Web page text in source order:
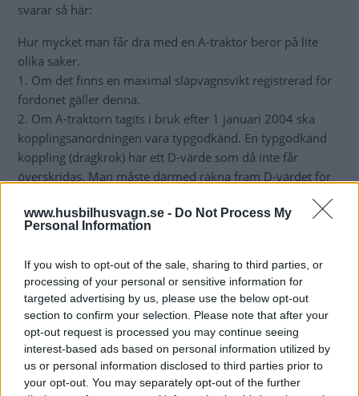
www.husbilhusvagn.se - Do Not Process My
Personal Information
If you wish to opt-out of the sale, sharing to third parties, or
processing of your personal or sensitive information for
targeted advertising by us, please use the below opt-out
section to confirm your selection. Please note that after your
opt-out request is processed you may continue seeing
interest-based ads based on personal information utilized by
us or personal information disclosed to third parties prior to
your opt-out. You may separately opt-out of the further
svarar så här:
Hur mycket man får dra med en A-traktor beror på lite
olika saker.
1. Om det finns en maximal släpvagnsvikt registrerad för
fordonet gäller denna.
2. Om A-traktorn tagits i bruk efter 1 januari 2004 ska
kopplingsanordningen vara typgodkänd. En typgodkänd
koppling (dragkrok) har ett D-värde som då inte får
överskridas. Man måste därmed räkna fram D-värdet för
dragkroken. D-värdet räknas fram genom formeln
D=g(T*R)/(T+R), där g = 9.81,
R= bruttovikten på släpvagnen.
3. Om den tagits i bruk före 2004 krävs inte att
dragkroken ska vara typgodkänd. Då räcker det att den
har ”tillfredställande hållfasthet”.
4. Om släpvagnarna är obromsade gäller att de inte får
väga mer än A-traktorn (bruttovikter).
5. Om släpvagnarna är bromsade finns ingen övre gräns.